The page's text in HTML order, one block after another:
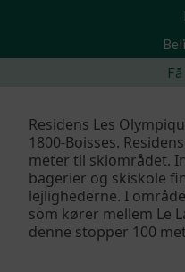
Residens Les
1800-Boisses.
meter til skiområdet.
bagerier og skiskole
lejlighederne. I
som kører mellem Le
denne stopper 100